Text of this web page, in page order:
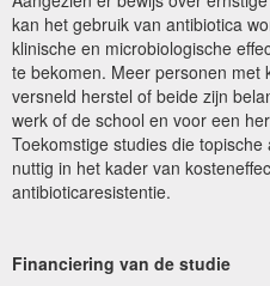
kan het gebruik van antibiotica
klinische en microbiologische
te bekomen. Meer personen met
versneld herstel of beide zijn
werk of de school en voor een
Toekomstige studies die
nuttig in het kader van
antibioticaresistentie.
Financiering van de studie